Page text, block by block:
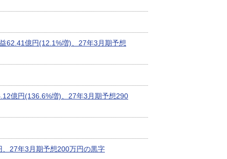
62.41億円(12.1%増)、27年3月期予想
億円(136.6%増)、27年3月期予想290
27年3月期予想200万円の黒字